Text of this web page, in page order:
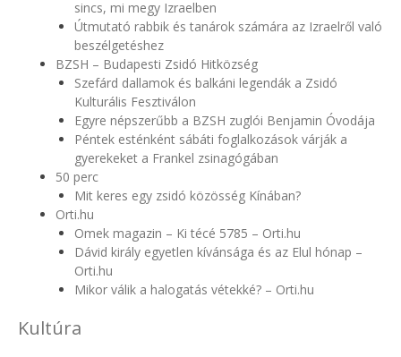
sincs, mi megy Izraelben
Útmutató rabbik és tanárok számára az Izraelről való
beszélgetéshez
BZSH – Budapesti Zsidó Hitközség
Szefárd dallamok és balkáni legendák a Zsidó
Kulturális Fesztiválon
Egyre népszerűbb a BZSH zuglói Benjamin Óvodája
Péntek esténként sábáti foglalkozások várják a
gyerekeket a Frankel zsinagógában
50 perc
Mit keres egy zsidó közösség Kínában?
Orti.hu
Omek magazin – Ki técé 5785 – Orti.hu
Dávid király egyetlen kívánsága és az Elul hónap –
Orti.hu
Mikor válik a halogatás vétekké? – Orti.hu
Kultúra